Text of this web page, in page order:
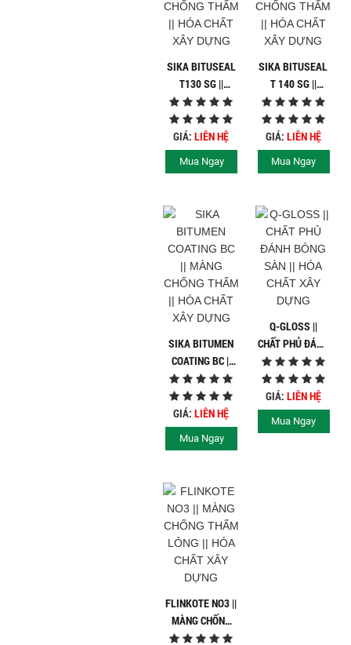
SIKA BITUSEAL
T130 SG ||
MÀNG CHỐNG
THẤM || HÓA
CHẤT XÂY DỰNG
GIÁ:LIÊN HỆ
Mua Ngay
SIKA BITUSEAL
T 140 SG ||
MÀNG CHỐNG
THẤM || HÓA
CHẤT XÂY DỰNG
GIÁ: LIÊN HỆ
Mua Ngay
SIKA BITUMEN
COATING BC ||
MÀNG CHỐNG
THẤM || HÓA
CHẤT XÂY DỰNG
GIÁ:LIÊN HỆ
Mua Ngay
Q-GLOSS ||
CHẤT PHỦ ĐÁNH
BÓNG SÀN ||
HÓA CHẤT XÂY
DỰNG
GIÁ: LIÊN HỆ
Mua Ngay
FLINKOTE NO3 ||
MÀNG CHỐNG
THẤM LỎNG ||